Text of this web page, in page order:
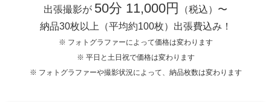
出張撮影が 50分 11,000円
（税込）〜
納品30枚以上（平均約100枚）出張費込み！
※ フォトグラファーによって価格は変わります
※ 平日と土日祝で価格は変わります
※ フォトグラファーや撮影状況によって、納品枚数は変わります